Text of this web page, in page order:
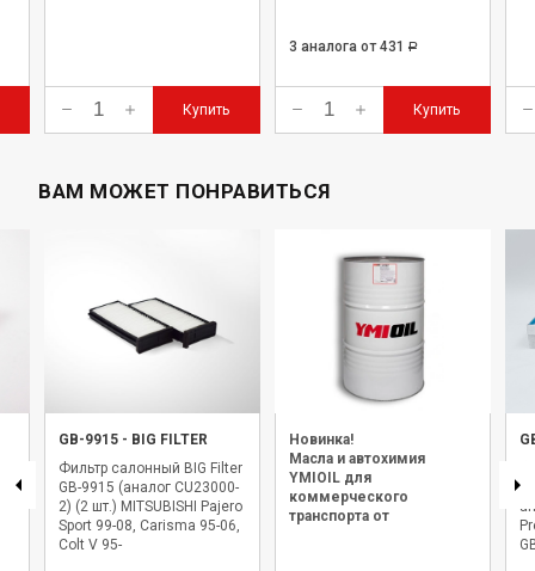
Купить
3 аналога от 431 Р
Купить
ВАМ МОЖЕТ ПОНРАВИТЬСЯ
GB-9915 - BIG FILTER
Фильтр салонный BIG Filter
GB-9915 (аналог CU23000-
2) (2 шт.) MITSUBISHI Pajero
Sport 99-08, Carisma 95-06,
Colt V 95-
Новинка!
Масла и автохимия
YMIOIL для
коммерческого
транспорта от